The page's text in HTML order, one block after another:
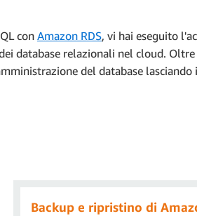
menù a discesa, viene richiesto di
RDS, come mostrato
myDatabase
conAmazon RDS, vi hai eseguito
database relazionali nel cloud.
del database
Backup e ripristino di